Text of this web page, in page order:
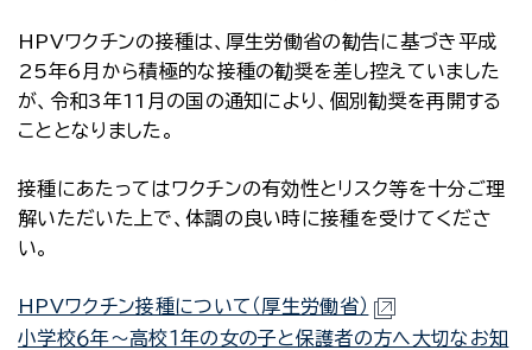
HPVワクチンの接種は、厚生労働省の勧告に基づき平成
25年6月から積極的な接種の勧奨を差し控えていました
が、令和3年11月の国の通知により、個別勧奨を再開する
こととなりました。
接種にあたってはワクチンの有効性とリスク等を十分ご理
解いただいた上で、体調の良い時に接種を受けてくださ
い。
HPVワクチン接種について（厚生労働省）
小学校６年～高校１年の女の子と保護者の方へ大切なお知